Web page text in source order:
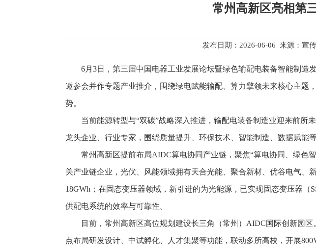
常州高新区亮相第
发布日期：2026-06-06 来源：宣
6月3日，第三届中国电器工业发展论坛暨绿色输配电装备智能制造
邀参会并作专题产业推介，围绕绿电赋能输配、算力擎领未来核心主
势。
当前能源转型与“双碳”战略深入推进，输配电装备制造业迎来前
龙头企业、行业专家，围绕质量提升、环保技术、智能制造、数据赋能
常州高新区提前布局AIDC算电协同产业链，聚焦“算电协同、绿色
关产业链企业，光伏、风能领域拥有天合光能、聚合新材、优谷电气、
18GWh；在固态变压器领域，新引进的为光能源，已实现固态变压器
供配电系统的效率与可靠性。
目前，常州高新区高位规划建设长三角（常州）AIDC国际创新园
点布局研发设计、中试孵化、人才集聚等功能，联动多所高校，开展